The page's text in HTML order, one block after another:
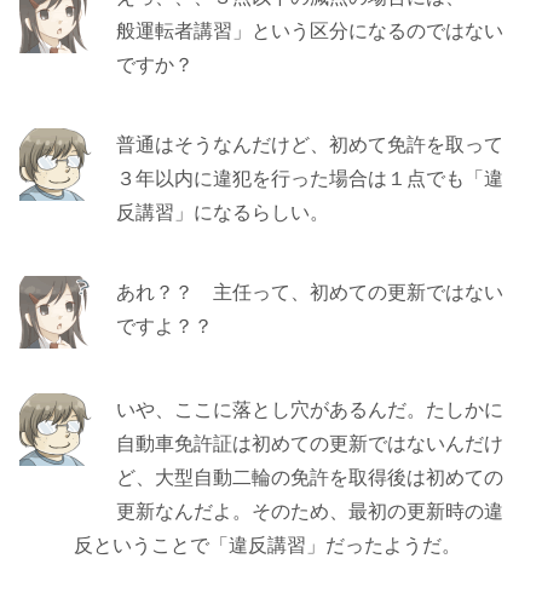
般運転者講習」という区分になるのではない
ですか？
普通はそうなんだけど、初めて免許を取って
３年以内に違犯を行った場合は１点でも「違
反講習」になるらしい。
あれ？？ 主任って、初めての更新ではない
ですよ？？
いや、ここに落とし穴があるんだ。たしかに
自動車免許証は初めての更新ではないんだけ
ど、大型自動二輪の免許を取得後は初めての
更新なんだよ。そのため、最初の更新時の違
反ということで「違反講習」だったようだ。